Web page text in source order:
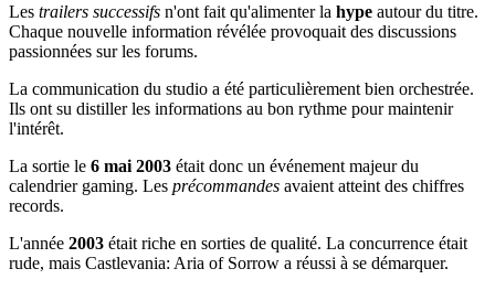
Les trailers successifs n'ont fait qu'alimenter la hype autour du titre.
Chaque nouvelle information révélée provoquait des discussions
passionnées sur les forums.
La communication du studio a été particulièrement bien orchestrée.
Ils ont su distiller les informations au bon rythme pour maintenir
l'intérêt.
La sortie le 6 mai 2003 était donc un événement majeur du
calendrier gaming. Les précommandes avaient atteint des chiffres
records.
L'année 2003 était riche en sorties de qualité. La concurrence était
rude, mais Castlevania: Aria of Sorrow a réussi à se démarquer.